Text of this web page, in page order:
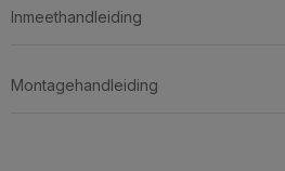
Inmeethandleiding
Montagehandleiding